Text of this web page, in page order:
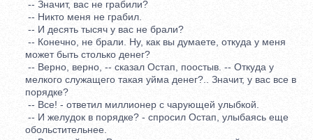
-- Значит, вас не грабили?
-- Никто меня не грабил.
-- И десять тысяч у вас не брали?
-- Конечно, не брали. Ну, как вы думаете, откуда у меня
может быть столько денег?
-- Верно, верно, -- сказал Остап, поостыв. -- Откуда у
мелкого служащего такая уйма денег?.. Значит, у вас все в
порядке?
-- Все! - ответил миллионер с чарующей улыбкой.
-- И желудок в порядке? - спросил Остап, улыбаясь еще
обольстительнее.